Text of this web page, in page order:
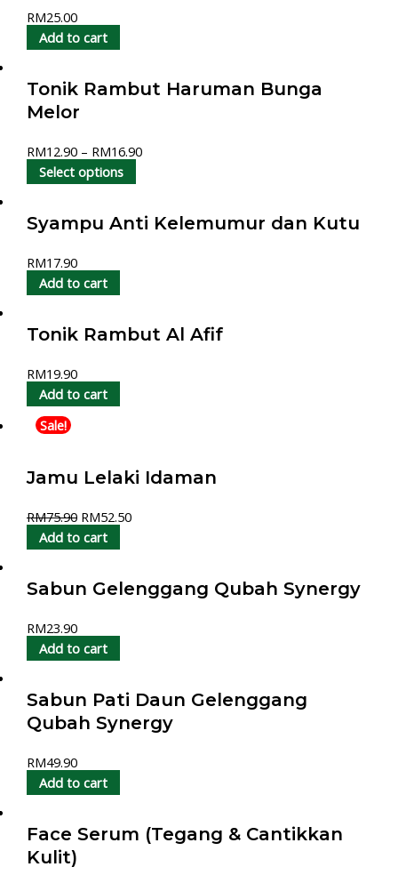
RM25.00
Add to cart
Tonik Rambut Haruman Bunga
Melor
RM12.90 – RM16.90
Select options
Syampu Anti Kelemumur dan Kutu
RM17.90
Add to cart
Tonik Rambut Al Afif
RM19.90
Add to cart
Sale!
Jamu Lelaki Idaman
RM75.90 RM52.50
Add to cart
Sabun Gelenggang Qubah Synergy
RM23.90
Add to cart
Sabun Pati Daun Gelenggang
Qubah Synergy
RM49.90
Add to cart
Face Serum (Tegang & Cantikkan
Kulit)